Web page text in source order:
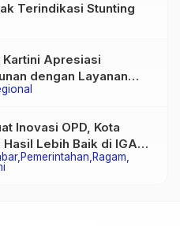
Terindikasi Stunting
Kartini Apresiasi
dengan Layanan
Keuangan hingga
Pemerintahan Ragam
Inovasi OPD, Kota
Lebih Baik di IGA